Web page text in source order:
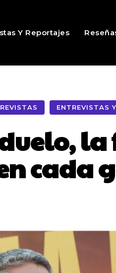
Y Reportajes
ENTREVISTAS
cada